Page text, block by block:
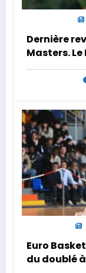
Dernière
Masters. Le
Vegas au
Euro
du doublé